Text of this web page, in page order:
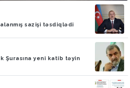
sazişi təsdiqlədi
Şurasına yeni katib təyin